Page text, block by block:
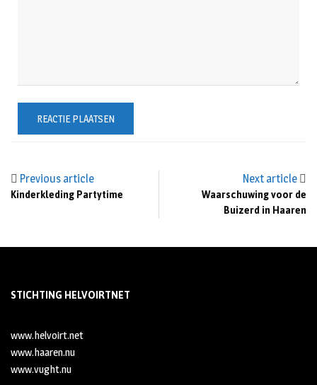
Previous article
Kinderkleding Partytime
Next article
Waarschuwing voor de
Buizerd in Haaren
STICHTING HELVOIRTNET
www.helvoirt.net
www.haaren.nu
www.vught.nu